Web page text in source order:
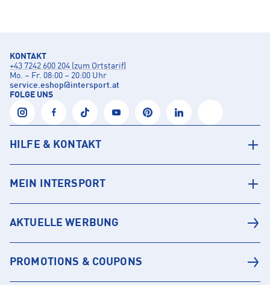
KONTAKT
+43 7242 600 204 (zum Ortstarif)
Mo. – Fr. 08:00 – 20:00 Uhr
service.eshop@intersport.at
FOLGE UNS
HILFE & KONTAKT
MEIN INTERSPORT
AKTUELLE WERBUNG
PROMOTIONS & COUPONS